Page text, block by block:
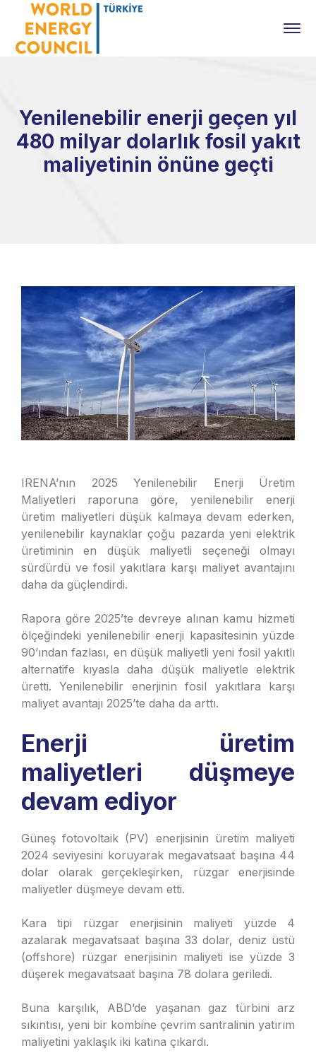
Yenilenebilir enerji geçen yıl
480 milyar dolarlık fosil yakıt
maliyetinin önüne geçti
IRENA’nın 2025 Yenilenebilir Enerji Üretim
Maliyetleri raporuna göre, yenilenebilir enerji
üretim maliyetleri düşük kalmaya devam ederken,
yenilenebilir kaynaklar çoğu pazarda yeni elektrik
üretiminin en düşük maliyetli seçeneği olmayı
sürdürdü ve fosil yakıtlara karşı maliyet avantajını
daha da güçlendirdi.
Rapora göre 2025’te devreye alınan kamu hizmeti
ölçeğindeki yenilenebilir enerji kapasitesinin yüzde
90’ından fazlası, en düşük maliyetli yeni fosil yakıtlı
alternatife kıyasla daha düşük maliyetle elektrik
üretti. Yenilenebilir enerjinin fosil yakıtlara karşı
maliyet avantajı 2025’te daha da arttı.
Enerji üretim
maliyetleri düşmeye
devam ediyor
Güneş fotovoltaik (PV) enerjisinin üretim maliyeti
2024 seviyesini koruyarak megavatsaat başına 44
dolar olarak gerçekleşirken, rüzgar enerjisinde
maliyetler düşmeye devam etti.
Kara tipi rüzgar enerjisinin maliyeti yüzde 4
azalarak megavatsaat başına 33 dolar, deniz üstü
(offshore) rüzgar enerjisinin maliyeti ise yüzde 3
düşerek megavatsaat başına 78 dolara geriledi.
Buna karşılık, ABD’de yaşanan gaz türbini arz
sıkıntısı, yeni bir kombine çevrim santralinin yatırım
maliyetini yaklaşık iki katına çıkardı.